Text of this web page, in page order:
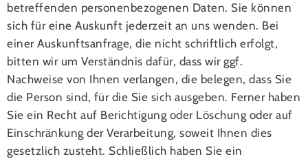
betreffenden personenbezogenen Daten. Sie können
sich für eine Auskunft jederzeit an uns wenden. Bei
einer Auskunftsanfrage, die nicht schriftlich erfolgt,
bitten wir um Verständnis dafür, dass wir ggf.
Nachweise von Ihnen verlangen, die belegen, dass Sie
die Person sind, für die Sie sich ausgeben. Ferner haben
Sie ein Recht auf Berichtigung oder Löschung oder auf
Einschränkung der Verarbeitung, soweit Ihnen dies
gesetzlich zusteht. Schließlich haben Sie ein